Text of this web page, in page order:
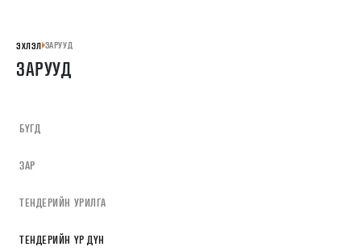
ЭХЛЭЛ ЗАРУУД
ЗАРУУД
БҮГД
ЗАР
ТЕНДЕРИЙН УРИЛГА
ТЕНДЕРИЙН ҮР ДҮН